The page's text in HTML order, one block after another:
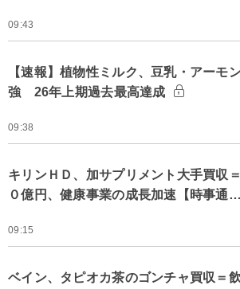
09:43
【速報】植物性ミルク、豆乳・アーモ
強 26年上期過去最高達成
09:38
キリンＨＤ、加サプリメント大手買収
０億円、健康事業の成長加速【時事通…
09:15
ベイン、タピオカ茶のゴンチャ買収＝